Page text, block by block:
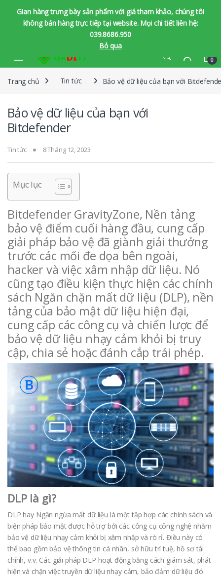
Gian hàng trưng bày sản phẩm với giá tham khảo, chúng tôi
không bán hàng trực tiếp tại website. Mọi chi tiết liên hệ:
039.8686.950
Bỏ qua
0
Trang chủ Tin tức Bảo vệ dữ liệu của bạn với
Bảo vệ dữ liệu của bạn với
Bitdefender
Tin tức 8 Tháng 12, 2023
Mục lục
Bitdefender GravityZone, Nền tảng
bảo vệ điểm cuối hàng đầu, cung cấp
giải pháp bảo vệ đã giành giải thưởng
trước các mối đe dọa bên ngoài,
hacker và việc xâm nhập dữ liệu. Nó
cũng tạo điều kiện thực hiện các chính
sách Ngăn chặn mất dữ liệu (DLP), nền
tảng của bảo mật dữ liệu hiện đại,
cung cấp các công cụ và chiến lược để
bảo vệ dữ liệu nhạy cảm khỏi bị truy
cập, chia sẻ hoặc đánh cắp trái phép.
DLP là gì?
DLP hay Ngăn ngừa mất dữ liệu là một tập hợp các chính sách và
biện pháp bảo mật được hỗ trợ bởi các công cụ công nghệ nhằm
bảo vệ dữ liệu nhạy cảm khỏi bị xâm nhập và rò rỉ. Điều này có
thể bao gồm bảo vệ thông tin cá nhân, sở hữu trí tuệ, hồ sơ tài
chính, v.v. Các giải pháp DLP hoạt động bằng cách giám sát, phát
hiện và chặn việc truyền dữ liệu nhạy cảm, bảo đảm dữ liệu đó